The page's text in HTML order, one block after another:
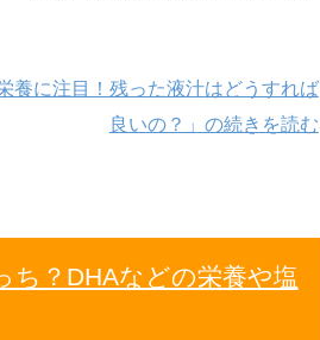
養に注目！残った液汁はどうすれば
良いの？」の続きを読む
ち？DHAなどの栄養や塩